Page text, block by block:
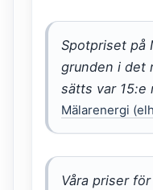
Spotpriset på
grunden i det
sätts var 15:e
Mälarenergi
Våra priser